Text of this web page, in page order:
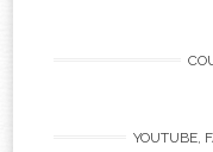
YOUTUBE,